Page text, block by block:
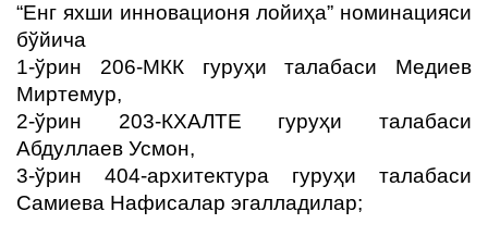
“Енг яхши инновационя лойиҳа” номинацияси
бўйича
1-ўрин 206-МКК гуруҳи талабаси Медиев
Миртемур,
2-ўрин 203-КХАЛТЕ гуруҳи талабаси
Абдуллаев Усмон,
3-ўрин 404-архитектура гуруҳи талабаси
Самиева Нафисалар эгалладилар;